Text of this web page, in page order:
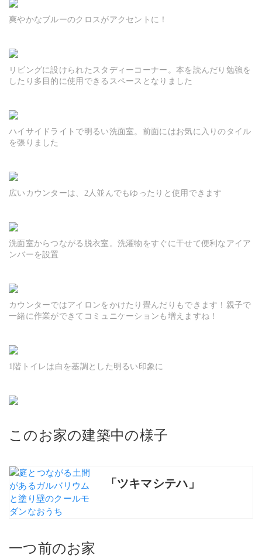
爽やかなブルーのクロスがアクセントに！
リビングに設けられたスタディーコーナー。本を読んだり勉強を
したり多目的に使用できるスペースとなりました
ハイサイドライトで明るい洗面室。前面にはお気に入りのタイル
を張りました
広いカウンターは、2人並んでもゆったりと使用できます
洗面室からつながる脱衣室。洗濯物をすぐに干せて便利なアイア
ンバーを設置
カウンターではアイロンをかけたり畳んだりもできます！親子で
一緒に作業ができてコミュニケーションも増えますね！
1階トイレは白を基調とした明るい印象に
このお家の建築中の様子
「ツキマシテハ」
一つ前のお家